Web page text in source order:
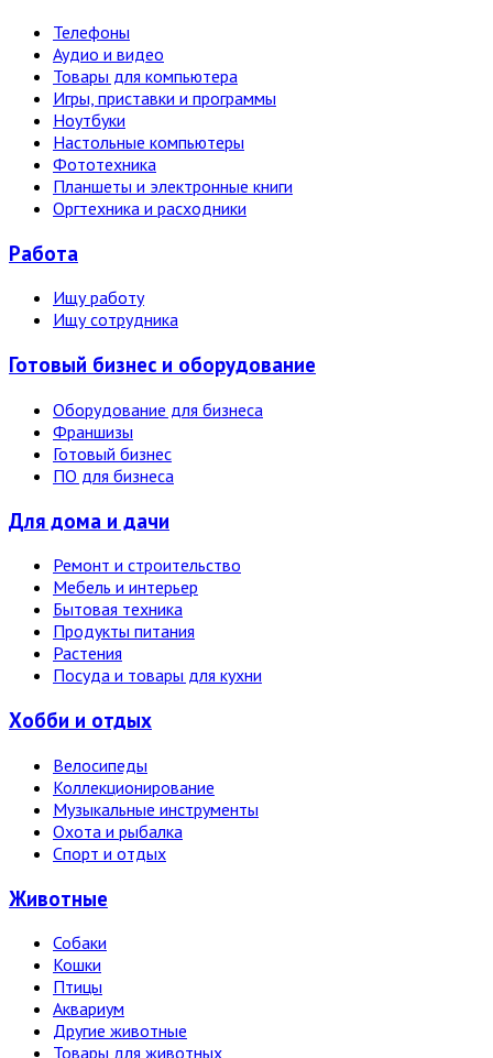
Телефоны
Аудио и видео
Товары для компьютера
Игры, приставки и программы
Ноутбуки
Настольные компьютеры
Фототехника
Планшеты и электронные книги
Оргтехника и расходники
Работа
Ищу работу
Ищу сотрудника
Готовый бизнес и оборудование
Оборудование для бизнеса
Франшизы
Готовый бизнес
ПО для бизнеса
Для дома и дачи
Ремонт и строительство
Мебель и интерьер
Бытовая техника
Продукты питания
Растения
Посуда и товары для кухни
Хобби и отдых
Велосипеды
Коллекционирование
Музыкальные инструменты
Охота и рыбалка
Спорт и отдых
Животные
Собаки
Кошки
Птицы
Аквариум
Другие животные
Товары для животных